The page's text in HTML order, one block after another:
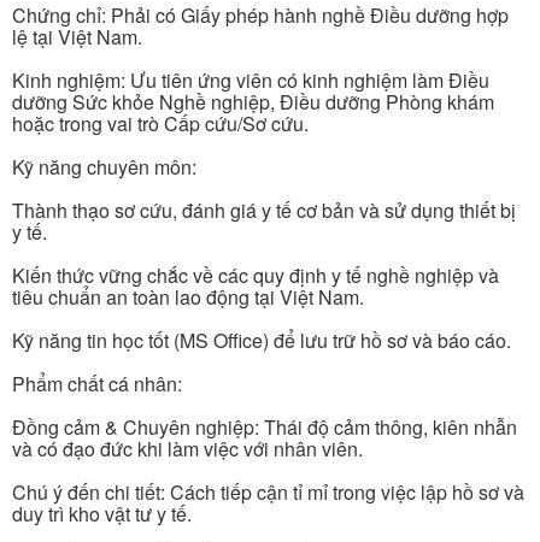
Chứng chỉ: Phải có Giấy phép hành nghề Điều dưỡng hợp
lệ tại Việt Nam.
Kinh nghiệm: Ưu tiên ứng viên có kinh nghiệm làm Điều
dưỡng Sức khỏe Nghề nghiệp, Điều dưỡng Phòng khám
hoặc trong vai trò Cấp cứu/Sơ cứu.
Kỹ năng chuyên môn:
Thành thạo sơ cứu, đánh giá y tế cơ bản và sử dụng thiết bị
y tế.
Kiến thức vững chắc về các quy định y tế nghề nghiệp và
tiêu chuẩn an toàn lao động tại Việt Nam.
Kỹ năng tin học tốt (MS Office) để lưu trữ hồ sơ và báo cáo.
Phẩm chất cá nhân:
Đồng cảm & Chuyên nghiệp: Thái độ cảm thông, kiên nhẫn
và có đạo đức khi làm việc với nhân viên.
Chú ý đến chi tiết: Cách tiếp cận tỉ mỉ trong việc lập hồ sơ và
duy trì kho vật tư y tế.